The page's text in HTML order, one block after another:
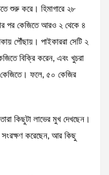
শুরু করে। হিমাগারে ২৮
পর কেজিতে আরও ২ থেকে ৪
পৌঁছায়। পাইকাররা সেটি ২
বিক্রি করেন, এবং খুচরা
ফলে, ৫০ কেজির
কিছুটা লাভের মুখ দেখছেন।
করেছেন, আর কিছু